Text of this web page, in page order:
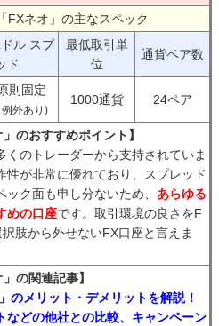
FXネオ」の主なスペック
ル スプ
ド
最低取引単
位
通貨ペア数
則固定
外あり)
1000通貨 24ペア
のおすすめポイント】
のトレーダーから支持されていま
が非常に優れており、スプレッド
ク面も申し分ないため、 あらゆる
めの口座です。取引環境の良さをF
肢から外せないFX口座と言えま
の関連記事】
のメリット・デメリットを解説！
などの他社との比較、キャンペーン